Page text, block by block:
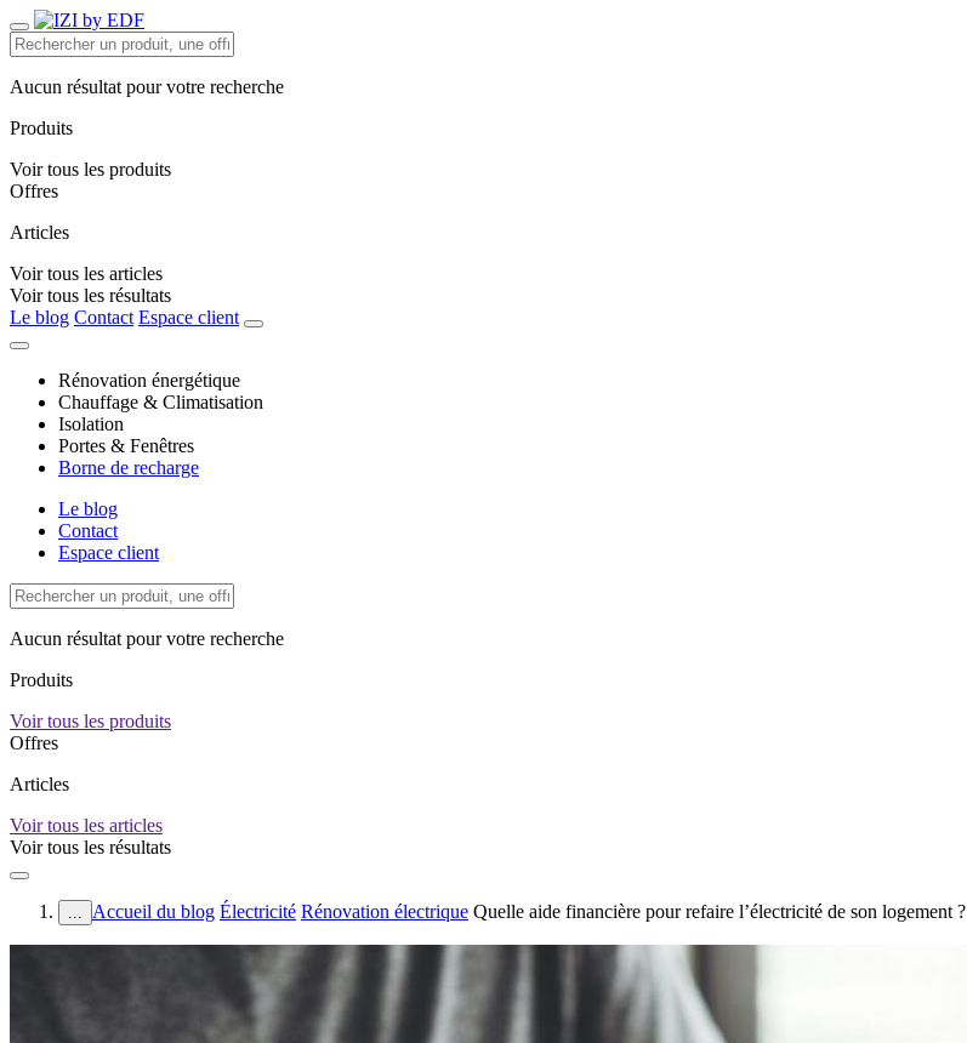
Aucun résultat pour votre recherche
Produits
Voir tous les produits
Offres
Articles
Voir tous les articles
Voir tous les résultats
Le blog Contact Espace client
Rénovation énergétique
Chauffage & Climatisation
Isolation
Portes & Fenêtres
Borne de recharge
Le blog
Contact
Espace client
Aucun résultat pour votre recherche
Produits
Voir tous les produits
Offres
Articles
Voir tous les articles
Voir tous les résultats
... Accueil du blog Électricité Rénovation électrique Quelle aide financière pour refaire l’électricité de son logement ?